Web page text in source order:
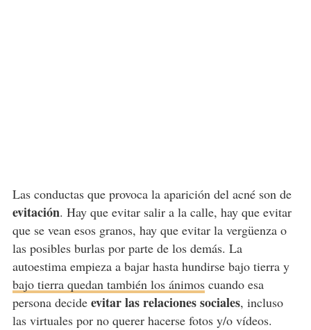
Las conductas que provoca la aparición del acné son de
evitación. Hay que evitar salir a la calle, hay que evitar
que se vean esos granos, hay que evitar la vergüenza o
las posibles burlas por parte de los demás. La
autoestima empieza a bajar hasta hundirse bajo tierra y
bajo tierra quedan también los ánimoscuando esa
persona decide evitar las relaciones sociales, incluso
las virtuales por no querer hacerse fotos y/o vídeos.